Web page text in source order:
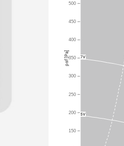
psf [Pa]
500
450
400
350
300
250
200
150
5V
7V